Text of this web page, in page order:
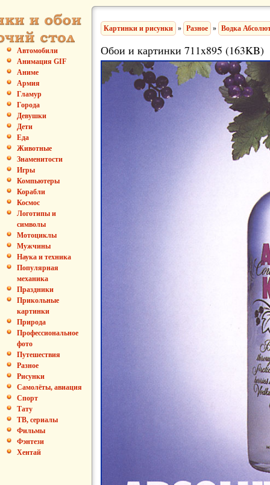
Автомобили
Анимация GIF
Аниме
Армия
Гламур
Города
Девушки
Дети
Еда
Животные
Знаменитости
Игры
Компьютеры
Корабли
Космос
Логотипы и
символы
Мотоциклы
Мужчины
Наука и техника
Популярная
механика
Праздники
Прикольные
картинки
Природа
Профессиональное
фото
Путешествия
Разное
Рисунки
Самолёты, авиация
Спорт
Тату
ТВ, сериалы
Фильмы
Фэнтези
Хентай
Картинки и рисунки » Разное » Водка
Обои и картинки 711x895 (163KB)